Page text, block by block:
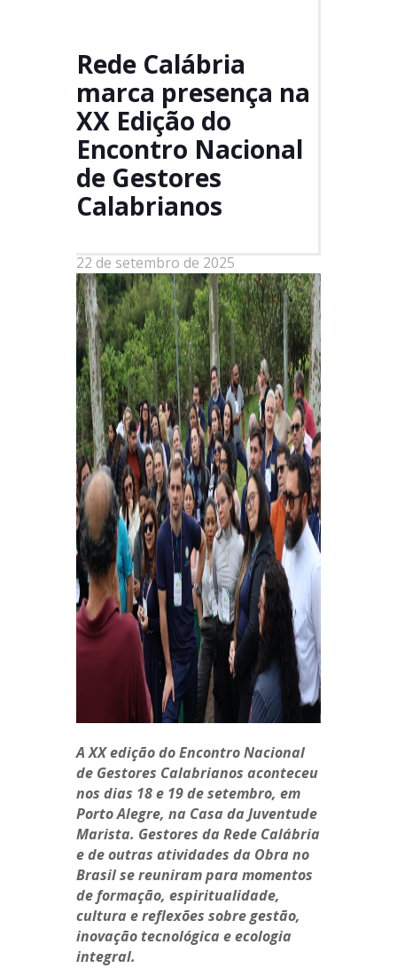
Rede Calábria
marca presença na
XX Edição do
Encontro Nacional
de Gestores
Calabrianos
22 de setembro de 2025
A XX edição do Encontro Nacional
de Gestores Calabrianos aconteceu
nos dias 18 e 19 de setembro, em
Porto Alegre, na Casa da Juventude
Marista. Gestores da Rede Calábria
e de outras atividades da Obra no
Brasil se reuniram para momentos
de formação, espiritualidade,
cultura e reflexões sobre gestão,
inovação tecnológica e ecologia
integral.